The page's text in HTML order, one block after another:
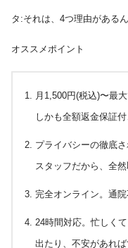
タ:それは、4つ理由がある
オススメポイント
月1,500円(税込)〜最
しかも全額返金保証付
プライバシーの徹底
スタッフだから、全
完全オンライン。通
24時間対応。忙しく
出たり、不安があれば